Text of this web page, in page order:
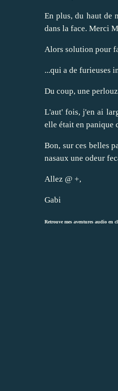
En plus, du haut de
dans la face. Merci
Alors solution pour
...qui a de furieuses
Du coup, une
L'aut' fois, j'en ai
elle était en panique
Bon, sur ces belles
nasaux une odeur
Allez @ +,
Gabi
Retrouve mes aventures audio en